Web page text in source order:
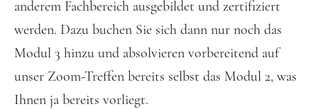
anderem Fachbereich ausgebildet und zertifiziert
werden. Dazu buchen Sie sich dann nur noch das
Modul 3 hinzu und absolvieren vorbereitend auf
unser Zoom-Treffen bereits selbst das Modul 2, was
Ihnen ja bereits vorliegt.